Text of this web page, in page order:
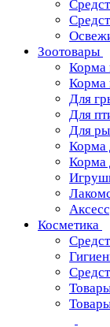
Зоотовары
Корма
Корма
Для
Для
Для
Корма
Корма
Косметика